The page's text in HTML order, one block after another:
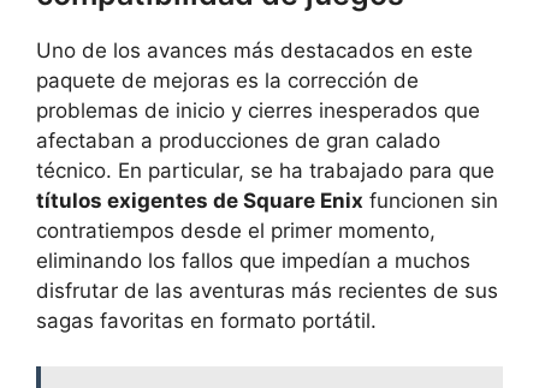
Uno de los avances más destacados en este
paquete de mejoras es la corrección de
problemas de inicio y cierres inesperados que
afectaban a producciones de gran calado
técnico. En particular, se ha trabajado para que
títulos exigentes de Square Enix funcionen sin
contratiempos desde el primer momento,
eliminando los fallos que impedían a muchos
disfrutar de las aventuras más recientes de sus
sagas favoritas en formato portátil.